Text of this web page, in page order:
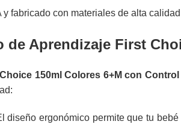
y fabricado con materiales de alta
de Aprendizaje First
150ml Colores 6+M con
diseño ergonómico permite que tu